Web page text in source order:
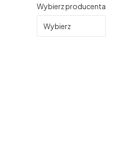
Wybierz producenta
Wybierz